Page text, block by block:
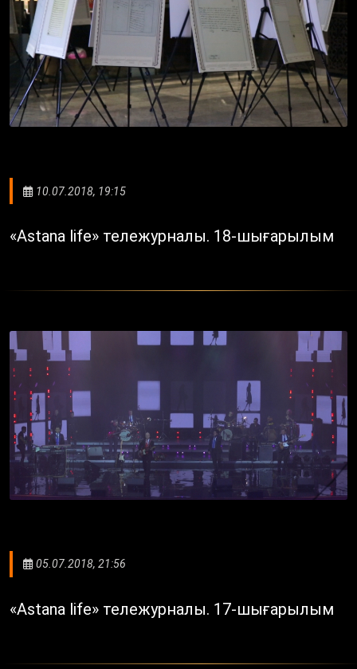
10.07.2018, 19:15
«Astana life» тележурналы. 18-шығарылым
05.07.2018, 21:56
«Astana life» тележурналы. 17-шығарылым